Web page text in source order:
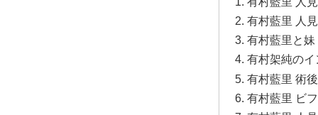
有村藍里 人
有村藍里と
有村架純の
有村藍里 術
有村藍里 ビ